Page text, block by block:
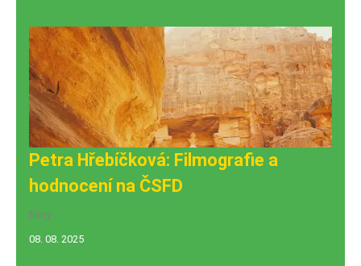
Petra Hřebíčková: Filmografie a
hodnocení na ČSFD
filmy
08. 08. 2025